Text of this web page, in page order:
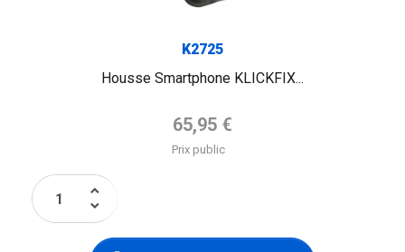
K2725
Housse Smartphone KLICKFIX...
Prix de base
65,95 €
Prix public
keyboard_arrow_up
keyboard_arrow_down